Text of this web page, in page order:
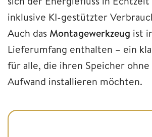
inklusive KI-gestützter
Auch das Montagewerkzeug ist
Lieferumfang enthalten – ein
für alle, die ihren Speicher ohne
Aufwand installieren möchten.